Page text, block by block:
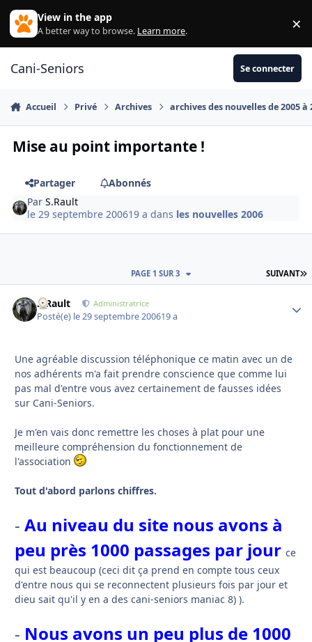
Aller au contenu
View in the app
A better way to browse. Learn more. ×
Cani-Seniors Se connecter
Accueil Privé Archives archives des nouvelles de 2005 à
Mise au point importante !
Partager
Abonnés
ParS.Rault
le 29 septembre 200619 a dans les nouvelles 2006
SUIVANT
PAGE 1 SUR 3
S.Rault Administratrice
Posté(e) le 29 septembre 200619 a
Une agréable discussion téléphonique ce matin avec un de
nos adhérents m'a fait prendre conscience que comme lui
pas mal d'entre vous avez certainement de fausses idées
sur Cani-Seniors.
Je m'en vais donc remettre les choses à plat pour une
meilleure compréhension du fonctionnement de
l'association
Tout d'abord parlons chiffres.
- Au niveau du site nous avons à
peu près 1000 passages par jour ce
qui est beaucoup (ceci dit ça prend en compte tous ceux
d'entre nous qui se reconnectent plusieurs fois par jour et
dieu sait qu'il y en a des cani-seniors maniac 8) ).
- Nous avons un peu plus de 1000